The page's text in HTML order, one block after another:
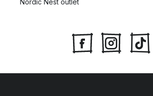
Nordic Nest outlet